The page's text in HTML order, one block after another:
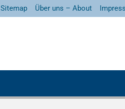
Sitemap Über uns – About